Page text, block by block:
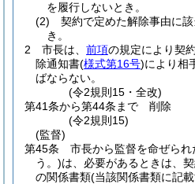
を履行しないとき。
(2)
契約で定めた解除事由に
き。
2
市長は、 前項の規定により契
除通知書(様式第16号)により相
ばならない。
(令2規則15・全改)
第41条から第44条まで
削除
(令2規則15)
(監督)
第45条
市長から監督を命ぜられ
う。)は、必要があるときは、
の関係書類(当該関係書類に記